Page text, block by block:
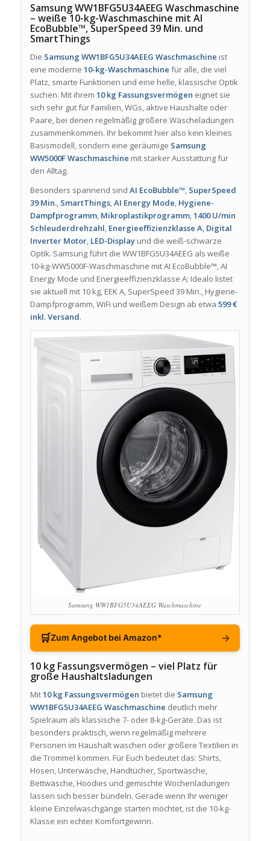
Samsung WW1BFG5U34AEEG Waschmaschine
– weiße 10-kg-Waschmaschine mit AI
EcoBubble™, SuperSpeed 39 Min. und
SmartThings
Die Samsung WW1BFG5U34AEEG Waschmaschine ist
eine moderne 10-kg-Waschmaschine für alle, die viel
Platz, smarte Funktionen und eine helle, klassische Optik
suchen. Mit ihrem 10 kg Fassungsvermögen eignet sie
sich sehr gut für Familien, WGs, aktive Haushalte oder
Paare, bei denen regelmäßig größere Wäscheladungen
zusammenkommen. Ihr bekommt hier also kein kleines
Basismodell, sondern eine geräumige Samsung
WW5000F Waschmaschine mit starker Ausstattung für
den Alltag.
Besonders spannend sind AI EcoBubble™, SuperSpeed
39 Min., SmartThings,AI Energy Mode, Hygiene-
Dampfprogramm, Mikroplastikprogramm,1400 U/min
Schleuderdrehzahl, Energieeffizienzklasse A, Digital
Inverter Motor, LED-Displayund die weiß-schwarze
Optik. Samsung führt die WW1BFG5U34AEEG als weiße
10-kg-WW5000F-Waschmaschine mit AI EcoBubble™, AI
Energy Mode und Energieeffizienzklasse A; Idealo listet
sie aktuell mit 10 kg, EEK A, SuperSpeed 39 Min., Hygiene-
Dampfprogramm, WiFi und weißem Design ab etwa 599 €
inkl. Versand.
Samsung WW1BFG5U34AEEG Waschmaschine
🛒Zum Angebot bei Amazon* →
10 kg Fassungsvermögen – viel Platz für
große Haushaltsladungen
Mit10 kg Fassungsvermögen bietet die Samsung
WW1BFG5U34AEEG Waschmaschine deutlich mehr
Spielraum als klassische 7- oder 8-kg-Geräte. Das ist
besonders praktisch, wenn regelmäßig mehrere
Personen im Haushalt waschen oder größere Textilien in
die Trommel kommen. Für Euch bedeutet das: Shirts,
Hosen, Unterwäsche, Handtücher, Sportwäsche,
Bettwäsche, Hoodies und gemischte Wochenladungen
lassen sich besser bündeln. Gerade wenn Ihr weniger
kleine Einzelwaschgänge starten möchtet, ist die 10-kg-
Klasse ein echter Komfortgewinn.